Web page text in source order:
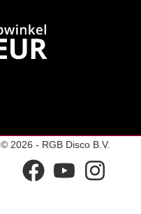
© 2026 - RGB Disco B.V.
facebookyoutube instagram